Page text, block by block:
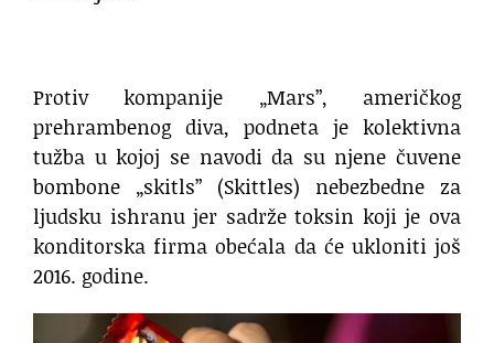
Protiv kompanije „Mars”, američkog
prehrambenog diva, podneta je kolektivna
tužba u kojoj se navodi da su njene čuvene
bombone „skitls” (Skittles) nebezbedne za
ljudsku ishranu jer sadrže toksin koji je ova
konditorska firma obećala da će ukloniti još
2016. godine.